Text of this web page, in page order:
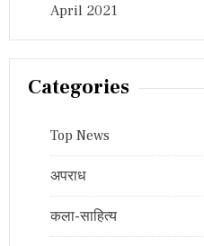
April 2021
Categories
Top News
अपराध
कला-साहित्य